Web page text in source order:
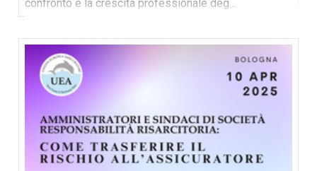
confronto e la crescita professionale deg...